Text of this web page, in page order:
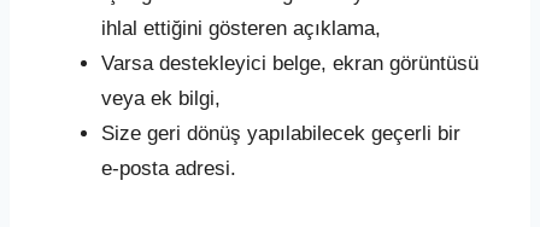
ihlal ettiğini gösteren açıklama,
Varsa destekleyici belge, ekran görüntüsü
veya ek bilgi,
Size geri dönüş yapılabilecek geçerli bir
e-posta adresi.